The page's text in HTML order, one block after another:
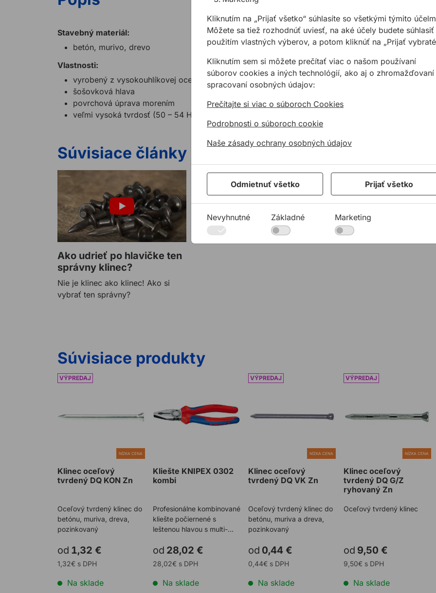
Stavebný materiál:
betón, murivo, drevo
Vlastnosti:
vyrobený z vysokouhlíkovej ocele
šošovková hlava
povrchová úprava morením
veľmi vysoká tvrdosť (50 – 54 HRc) a pevnosť
Súvisiace články
Ako udrieť po hlavičke ten
správny klinec?
Nie je klinec ako klinec! Ako si
vybrať ten správny?
Súvisiace produkty
Klinec oceľový tvrdený DQ KON Zn
NÍZKA CENA
Klinec oceľový
tvrdený DQ KON Zn
Oceľový tvrdený klinec do
betónu, muriva, dreva,
pozinkovaný
od 1,32 €
1,32€ s DPH
Na sklade
Kliešte KNIPEX 0302 kombi
Kliešte KNIPEX 0302
kombi
Profesionálne kombinované
kliešte počiernené s
leštenou hlavou s multi-
od 28,02 €
28,02€ s DPH
Na sklade
Klinec oceľový tvrdený DQ VK Zn
NÍZKA CENA
Klinec oceľový
tvrdený DQ VK Zn
Oceľový tvrdený klinec do
betónu, muriva a dreva,
pozinkovaný
od 0,44 €
0,44€ s DPH
Na sklade
Klinec oceľový tvrdený
NÍZKA CENA
Klinec oceľový
tvrdený DQ G/Z
ryhovaný Zn
Oceľový tvrdený klinec
od 9,50 €
9,50€ s DPH
Na sklade
Kliknutím na „Prijať všetko“ súhlasíte so všetkými týmito
Môžete sa tiež rozhodnúť uviesť, na aké účely budete súhlasiť
použitím vlastných výberov, a potom kliknúť na „Prijať
Kliknutím sem si môžete prečítať viac o našom používaní
súborov cookies a iných technológií, ako aj o zhromažďovaní
spracovaní osobných údajov:
Prečítajte si viac o súboroch Cookies
Podrobnosti o súboroch cookie
Naše zásady ochrany osobných údajov
Odmietnuť všetko Prijať všetko
Nevyhnutné Základné Marketing